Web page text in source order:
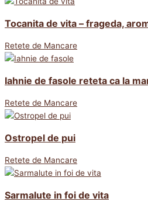
Tocanita de vita – frageda,
Retete de Mancare
Iahnie de fasole reteta ca la
Retete de Mancare
Ostropel de pui
Retete de Mancare
Sarmalute in foi de vita